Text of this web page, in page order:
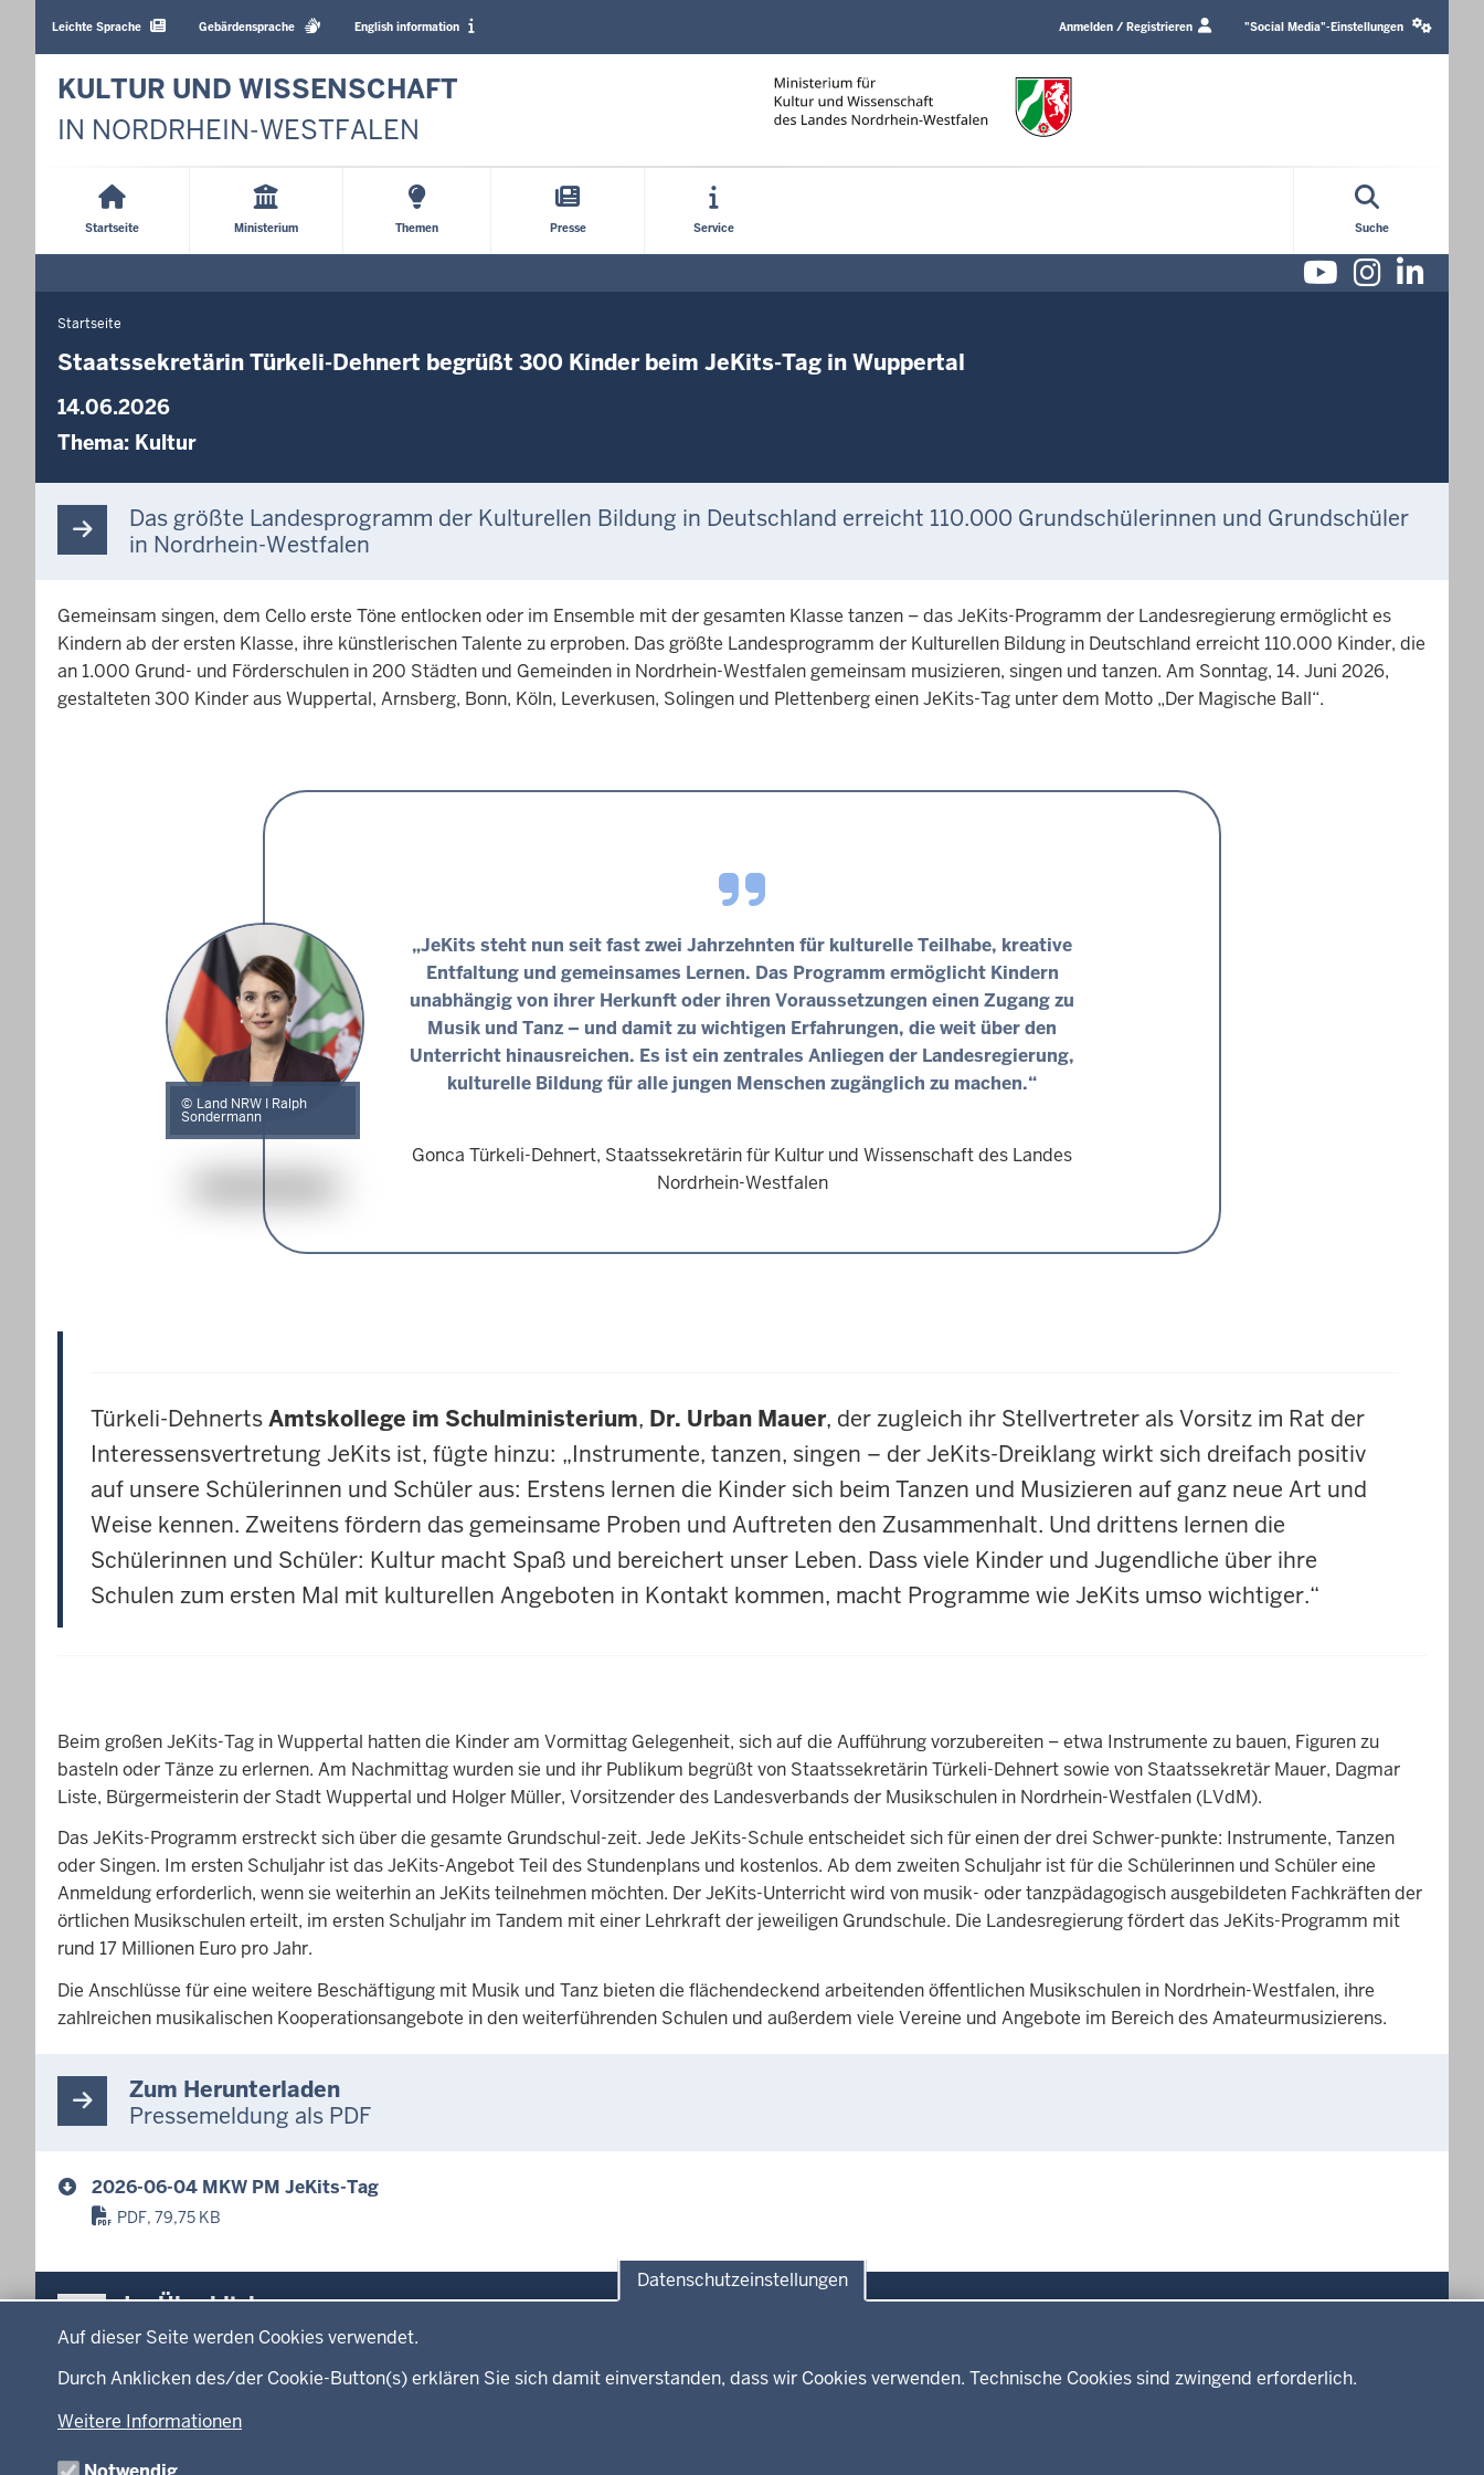
Datenschutzeinstellungen
Auf dieser Seite werden Cookies verwendet.
Durch Anklicken des/der Cookie-Button(s) erklären Sie sich damit einverstanden, dass wir Cookies verwenden. Technische Cookies sind zwingend erforderlich.
Weitere Informationen
Sprachen
Leichte Sprache Gebärdensprache English information Anmelden / Registrieren
media
"Social Media"-Einstellungen
KULTUR UND WISSENSCHAFT
IN NORDRHEIN-WESTFALEN
Startseite Ministerium Themen Presse Service Suche
Youtube
Sie
befinden
hier
Startseite
Staatssekretärin Türkeli-Dehnert begrüßt 300 Kinder beim JeKits-Tag in Wuppertal
14.06.2026
Thema: Kultur
Das größte Landesprogramm der Kulturellen Bildung in Deutschland erreicht 110.000 Grundschülerinnen und Grundschüler
in Nordrhein-Westfalen
Gemeinsam singen, dem Cello erste Töne entlocken oder im Ensemble mit der gesamten Klasse tanzen – das JeKits-Programm der Landesregierung ermöglicht es
Kindern ab der ersten Klasse, ihre künstlerischen Talente zu erproben. Das größte Landesprogramm der Kulturellen Bildung in Deutschland erreicht 110.000 Kinder, die
an 1.000 Grund- und Förderschulen in 200 Städten und Gemeinden in Nordrhein-Westfalen gemeinsam musizieren, singen und tanzen. Am Sonntag, 14. Juni 2026,
gestalteten 300 Kinder aus Wuppertal, Arnsberg, Bonn, Köln, Leverkusen, Solingen und Plettenberg einen JeKits-Tag unter dem Motto „Der Magische Ball“.
Land NRW I Ralph
Sondermann
„JeKits steht nun seit fast zwei Jahrzehnten für kulturelle Teilhabe, kreative
Entfaltung und gemeinsames Lernen. Das Programm ermöglicht Kindern
unabhängig von ihrer Herkunft oder ihren Voraussetzungen einen Zugang zu
Musik und Tanz – und damit zu wichtigen Erfahrungen, die weit über den
Unterricht hinausreichen. Es ist ein zentrales Anliegen der Landesregierung,
kulturelle Bildung für alle jungen Menschen zugänglich zu machen.“
Gonca Türkeli-Dehnert, Staatssekretärin für Kultur und Wissenschaft des Landes
Nordrhein-Westfalen
Türkeli-DehnertsAmtskollege im Schulministerium, Dr. Urban Mauer, der zugleich ihr Stellvertreter als Vorsitz im Rat der
Interessensvertretung JeKits ist, fügte hinzu: „Instrumente, tanzen, singen – der JeKits-Dreiklang wirkt sich dreifach positiv
auf unsere Schülerinnen und Schüler aus: Erstens lernen die Kinder sich beim Tanzen und Musizieren auf ganz neue Art und
Weise kennen. Zweitens fördern das gemeinsame Proben und Auftreten den Zusammenhalt. Und drittens lernen die
Schülerinnen und Schüler: Kultur macht Spaß und bereichert unser Leben. Dass viele Kinder und Jugendliche über ihre
Schulen zum ersten Mal mit kulturellen Angeboten in Kontakt kommen, macht Programme wie JeKits umso wichtiger.“
Beim großen JeKits-Tag in Wuppertal hatten die Kinder am Vormittag Gelegenheit, sich auf die Aufführung vorzubereiten – etwa Instrumente zu bauen, Figuren zu
basteln oder Tänze zu erlernen. Am Nachmittag wurden sie und ihr Publikum begrüßt von Staatssekretärin Türkeli-Dehnert sowie von Staatssekretär Mauer, Dagmar
Liste, Bürgermeisterin der Stadt Wuppertal und Holger Müller, Vorsitzender des Landesverbands der Musikschulen in Nordrhein-Westfalen (LVdM).
Das JeKits-Programm erstreckt sich über die gesamte Grundschul-zeit. Jede JeKits-Schule entscheidet sich für einen der drei Schwer-punkte: Instrumente, Tanzen
oder Singen. Im ersten Schuljahr ist das JeKits-Angebot Teil des Stundenplans und kostenlos. Ab dem zweiten Schuljahr ist für die Schülerinnen und Schüler eine
Anmeldung erforderlich, wenn sie weiterhin an JeKits teilnehmen möchten. Der JeKits-Unterricht wird von musik- oder tanzpädagogisch ausgebildeten Fachkräften der
örtlichen Musikschulen erteilt, im ersten Schuljahr im Tandem mit einer Lehrkraft der jeweiligen Grundschule. Die Landesregierung fördert das JeKits-Programm mit
rund 17 Millionen Euro pro Jahr.
Die Anschlüsse für eine weitere Beschäftigung mit Musik und Tanz bieten die flächendeckend arbeitenden öffentlichen Musikschulen in Nordrhein-Westfalen, ihre
zahlreichen musikalischen Kooperationsangebote in den weiterführenden Schulen und außerdem viele Vereine und Angebote im Bereich des Amateurmusizierens.
Zum Herunterladen
Pressemeldung als PDF
2026-06-04 MKW PM JeKits-Tag
PDF, 79,75 KB
Im Überblick
Inhalt
Menü
der
Fußzeile